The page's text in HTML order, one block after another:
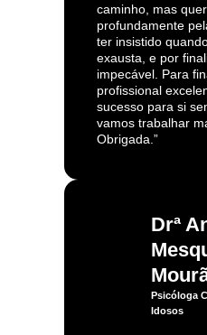
caminho, mas
profundamente
ter insistido
exausta, e por
impecável. Para
profissional
sucesso para si
vamos trabalhar
Obrigada.”
Drª
Psicóloga
Idosos